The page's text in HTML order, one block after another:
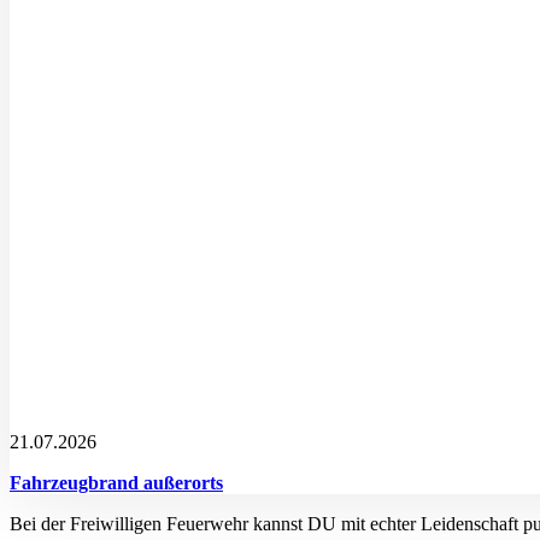
21.07.2026
Fahrzeugbrand außerorts
Bei der Freiwilligen Feuerwehr kannst DU mit echter Leidenschaft